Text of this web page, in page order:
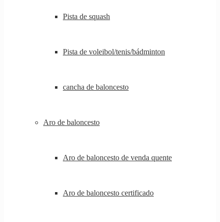
Pista de squash
Pista de voleibol/tenis/bádminton
cancha de baloncesto
Aro de baloncesto
Aro de baloncesto de venda quente
Aro de baloncesto certificado